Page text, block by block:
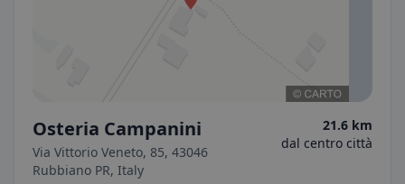
Osteria Campanini
Via Vittorio Veneto, 85, 43046
Rubbiano PR, Italy
21.6 km
dal centro città